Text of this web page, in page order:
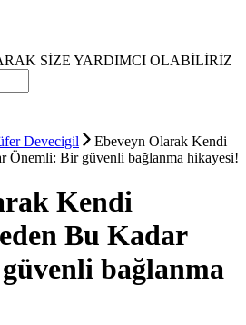
SİZE YARDIMCI OLABİLİRİZ
Devecigil
Ebeveyn Olarak Kendi
Önemli: Bir güvenli bağlanma hikayesi!
Kendi
Bu Kadar
bağlanma